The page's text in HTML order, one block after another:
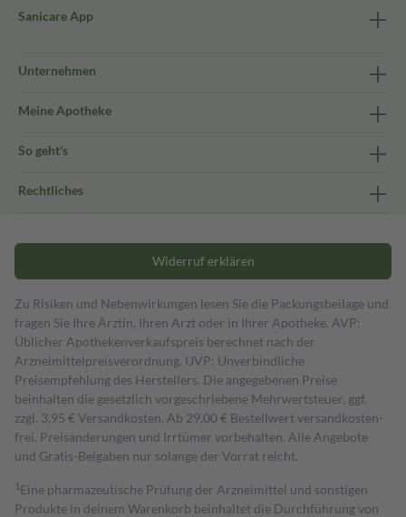
Sanicare App
Unternehmen
Meine Apotheke
So geht's
Rechtliches
Widerruf erklären
Zu Risiken und Nebenwirkungen lesen Sie die Packungsbeilage und
fragen Sie Ihre Ärztin, Ihren Arzt oder in Ihrer Apotheke. AVP:
Üblicher Apothekenverkaufspreis berechnet nach der
Arzneimittelpreisverordnung. UVP: Unverbindliche
Preisempfehlung des Herstellers. Die angegebenen Preise
beinhalten die gesetzlich vorgeschriebene Mehrwertsteuer, ggf.
zzgl. 3,95 € Versandkosten. Ab 29,00 € Bestell­wert versand­kosten­
frei. Preisänderungen und Irrtümer vorbehalten. Alle Angebote
und Gratis-Beigaben nur solange der Vorrat reicht.
1 Eine pharmazeutische Prüfung der Arzneimittel und sonstigen
Produkte in deinem Warenkorb beinhaltet die Durchführung von